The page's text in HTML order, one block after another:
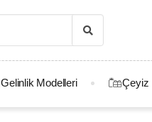
Gelinlik Modelleri Çeyiz